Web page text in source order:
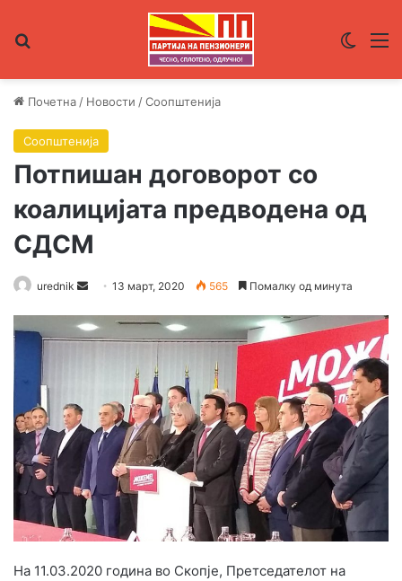
Почетна / Новости /Соопштенија
Соопштенија
Потпишан договорот со
коалицијата предводена од
СДСМ
urednik
n
m
a
i
l
13 март, 2020 565 Помалку од минута
На 11.03.2020 година во Скопје, Претседателот на